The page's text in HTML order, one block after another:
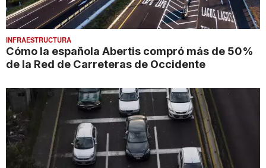
INFRAESTRUCTURA
Cómo la española Abertis compró más de 50%
de la Red de Carreteras de Occidente